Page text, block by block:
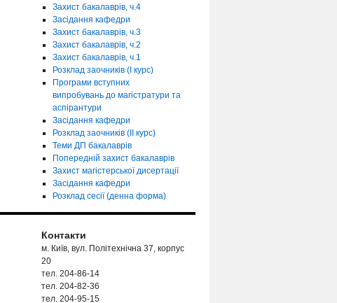
Захист бакалаврів, ч.4
Засідання кафедри
Захист бакалаврів, ч.3
Захист бакалаврів, ч.2
Захист бакалаврів, ч.1
Розклад заочників (І курс)
Програми вступних
випробувань до магістратури та
аспірантури
Засідання кафедри
Розклад заочників (ІІ курс)
Теми ДП бакалаврів
Попередній захист бакалаврів
Захист магістерської дисертації
Засідання кафедри
Розклад сесії (денна форма)
Контакти
м. Київ, вул. Політехнічна 37, корпус
20
тел. 204-86-14
тел. 204-82-36
тел. 204-95-15